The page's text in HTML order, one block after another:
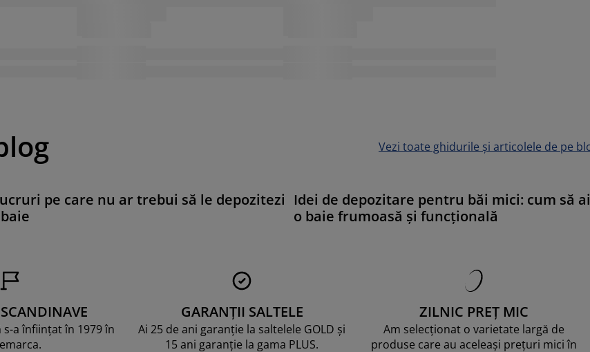
Vezi toate ghidurile și articolele de pe
pe care nu ar trebui să le depozitezi Idei de depozitare pentru băi mici: cum să ai
o baie frumoasă și funcțională
a înființat în 1979 în
GARANȚII SALTELE
Ai 25 de ani garanție la saltelele GOLD și
15 ani garanție la gama PLUS.
ZILNIC PREȚ MIC
Am selecționat o varietate largă de
produse care au aceleași prețuri mici în